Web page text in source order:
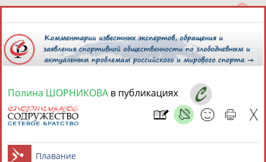
7 августа 2026 года,
СПОРТСМЕНЫ, ТРЕНЕРЫ И СПЕЦИАЛИСТЫ
Полина ШОРНИКОВА в публикациях